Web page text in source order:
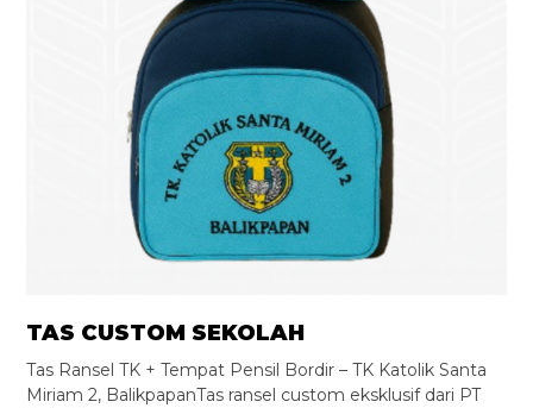
TAS CUSTOM SEKOLAH
Tas Ransel TK + Tempat Pensil Bordir – TK Katolik Santa
Miriam 2, BalikpapanTas ransel custom eksklusif dari PT